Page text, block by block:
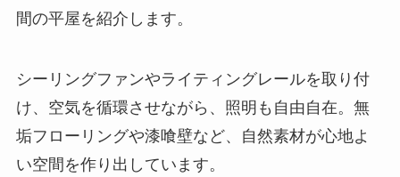
間の平屋を紹介します。
シーリングファンやライティングレールを取り付
け、空気を循環させながら、照明も自由自在。無
垢フローリングや漆喰壁など、自然素材が心地よ
い空間を作り出しています。